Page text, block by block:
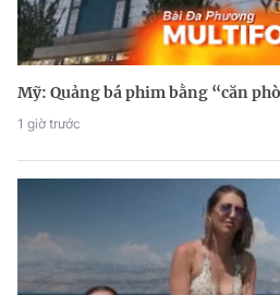
Mỹ: Quảng bá phim bằng “căn
1 giờ trước